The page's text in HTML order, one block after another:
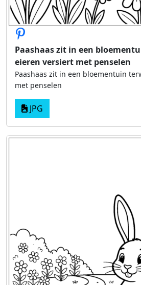
Paashaas zit in een
eieren versiert met penselen
Paashaas zit in een bloementuin
met penselen
JPG